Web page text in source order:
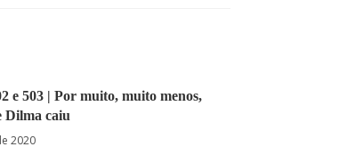
e 503 | Por muito, muito menos,
Dilma caiu
2020